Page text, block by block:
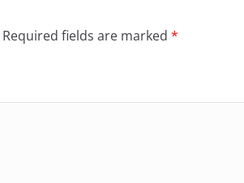
Required fields are marked *